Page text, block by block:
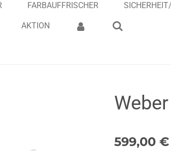
FARBAUFFRISCHER
AKTION
599,00 €